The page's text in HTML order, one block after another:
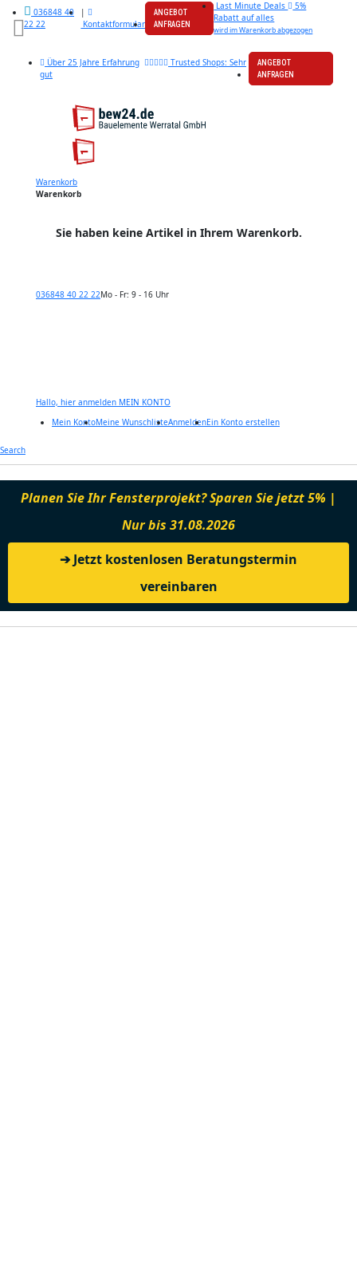
036848 40
22 22
|
Kontaktformular
ANGEBOT
ANFRAGEN
Last Minute Deals
5%
Rabatt auf alles
wird im Warenkorb abgezogen
Über 25 Jahre Erfahrung
Trusted Shops: Sehr
gut
ANGEBOT
ANFRAGEN
Warenkorb
Warenkorb
Sie haben keine Artikel in Ihrem Warenkorb.
036848 40 22 22Mo - Fr: 9 - 16 Uhr
Hallo, hier anmelden MEIN KONTO
Mein KontoMeine WunschlisteAnmeldenEin Konto erstellen
Search
Planen Sie Ihr Fensterprojekt? Sparen Sie jetzt 5% |
Nur bis 31.08.2026
➔ Jetzt kostenlosen Beratungstermin
vereinbaren